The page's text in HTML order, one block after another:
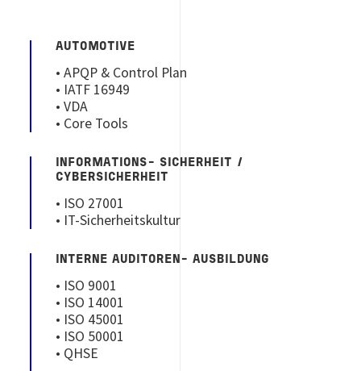
AUTOMOTIVE
• APQP & Control Plan
• IATF 16949
• VDA
• Core Tools
INFORMATIONS- SICHERHEIT /
CYBERSICHERHEIT
• ISO 27001
• IT-Sicherheitskultur
INTERNE AUDITOREN- AUSBILDUNG
• ISO 9001
• ISO 14001
• ISO 45001
• ISO 50001
• QHSE